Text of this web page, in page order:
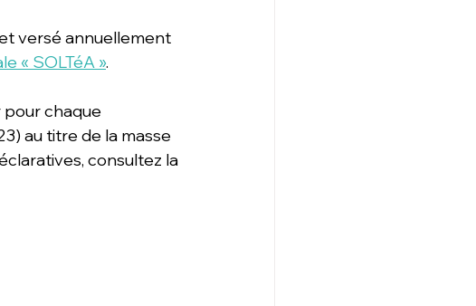
versé annuellement
« SOLTéA ».
pour chaque
au titre de la masse
consultez la